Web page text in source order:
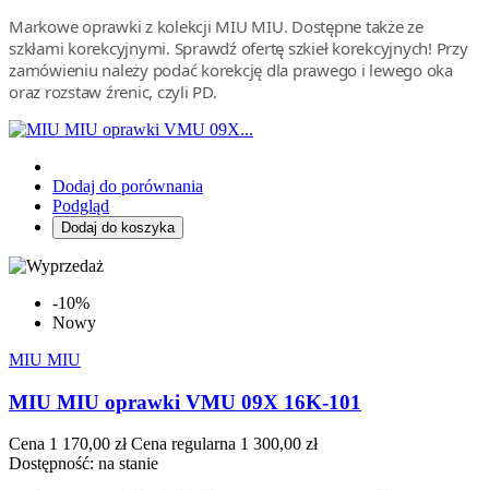
Markowe oprawki z kolekcji MIU MIU. Dostępne także ze
szkłami korekcyjnymi. Sprawdź ofertę szkieł korekcyjnych! Przy
zamówieniu należy podać korekcję dla prawego i lewego oka
oraz rozstaw źrenic, czyli PD.
Dodaj do porównania
Podgląd
Dodaj do koszyka
-10%
Nowy
MIU MIU
MIU MIU oprawki VMU 09X 16K-101
Cena 1 170,00 zł Cena regularna 1 300,00 zł
Dostępność: na stanie